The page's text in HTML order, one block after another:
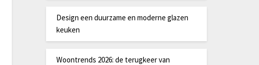
Design een duurzame en moderne glazen
keuken
Woontrends 2026: de terugkeer van